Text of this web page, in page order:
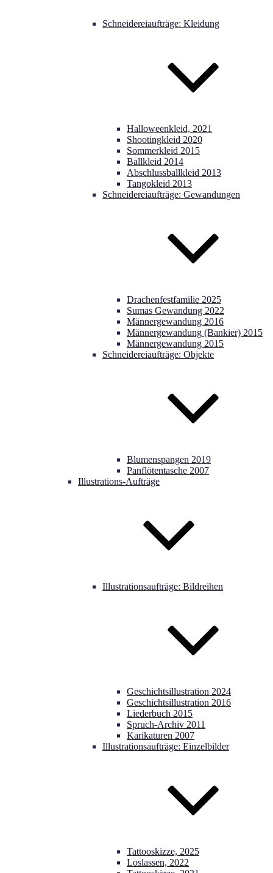
Schneidereiaufträge: Kleidung
Halloweenkleid, 2021
Shootingkleid 2020
Sommerkleid 2015
Ballkleid 2014
Abschlussballkleid 2013
Tangokleid 2013
Schneidereiaufträge: Gewandungen
Drachenfestfamilie 2025
Sumas Gewandung 2022
Männergewandung 2016
Männergewandung (Bankier) 2015
Männergewandung 2015
Schneidereiaufträge: Objekte
Blumenspangen 2019
Panflötentasche 2007
Illustrations-Aufträge
Illustrationsaufträge: Bildreihen
Geschichtsillustration 2024
Geschichtsillustration 2016
Liederbuch 2015
Spruch-Archiv 2011
Karikaturen 2007
Illustrationsaufträge: Einzelbilder
Tattooskizze, 2025
Loslassen, 2022